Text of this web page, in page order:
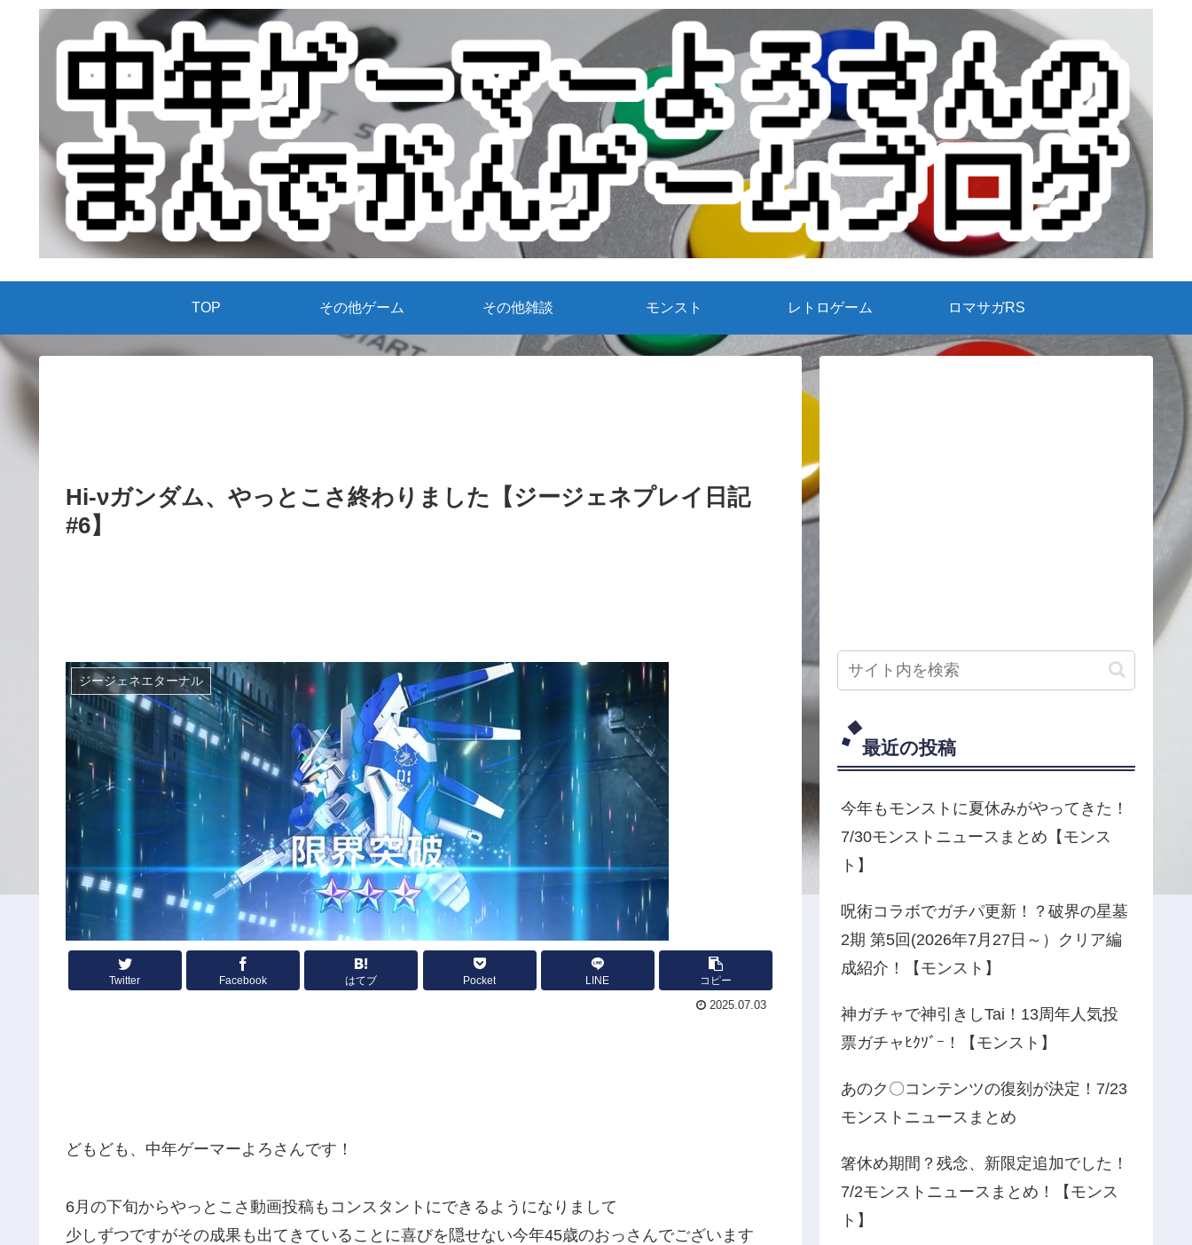
TOP その他ゲーム その他雑談 モンスト レトロゲーム ロマサガRS
Hi-νガンダム、やっとこさ終わりました【ジージェネプレイ日記
#6】
ジージェネエターナル
Twitter Facebook はてブ Pocket LINE コピー
2025.07.03
どもども、中年ゲーマーよろさんです！
6月の下旬からやっとこさ動画投稿もコンスタントにできるようになりまして
少しずつですがその成果も出てきていることに喜びを隠せない今年45歳のおっさんでございます
最近の投稿
今年もモンストに夏休みがやってきた！
7/30モンストニュースまとめ【モンス
ト】
呪術コラボでガチパ更新！？破界の星墓
2期 第5回(2026年7月27日～）クリア編
成紹介！【モンスト】
神ガチャで神引きしTai！13周年人気投
票ガチャﾋｸｿﾞｰ！【モンスト】
あのク〇コンテンツの復刻が決定！7/23
モンストニュースまとめ
箸休め期間？残念、新限定追加でした！
7/2モンストニュースまとめ！【モンス
ト】